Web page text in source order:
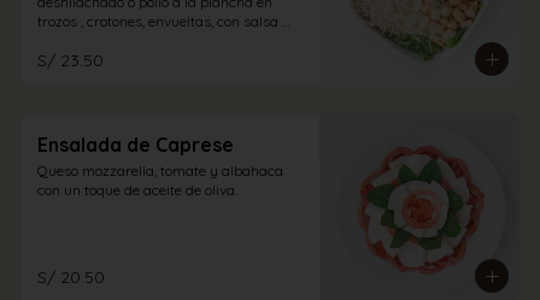
trozos , crotones, envueltas, con salsa
parmesano.
S/ 23.50
Ensalada de Caprese
Queso mozzarella, tomate y albahaca
con un toque de aceite de oliva.
S/ 20.50